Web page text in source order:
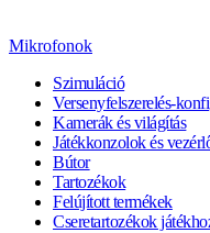
Mikrofonok
Szimuláció
Versenyfelszerelés-
Kamerák és világítás
Játékkonzolok és
Bútor
Tartozékok
Felújított termékek
Cseretartozékok